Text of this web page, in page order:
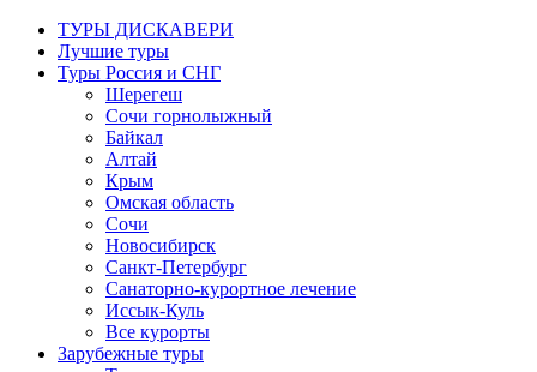
ТУРЫ ДИСКАВЕРИ
Лучшие туры
Туры Россия и СНГ
Шерегеш
Сочи горнолыжный
Байкал
Алтай
Крым
Омская область
Сочи
Новосибирск
Санкт-Петербург
Санаторно-курортное лечение
Иссык-Куль
Все курорты
Зарубежные туры